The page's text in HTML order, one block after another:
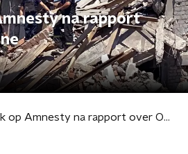
na rapport
Kritiek op Amnesty na rapport over Oekraine